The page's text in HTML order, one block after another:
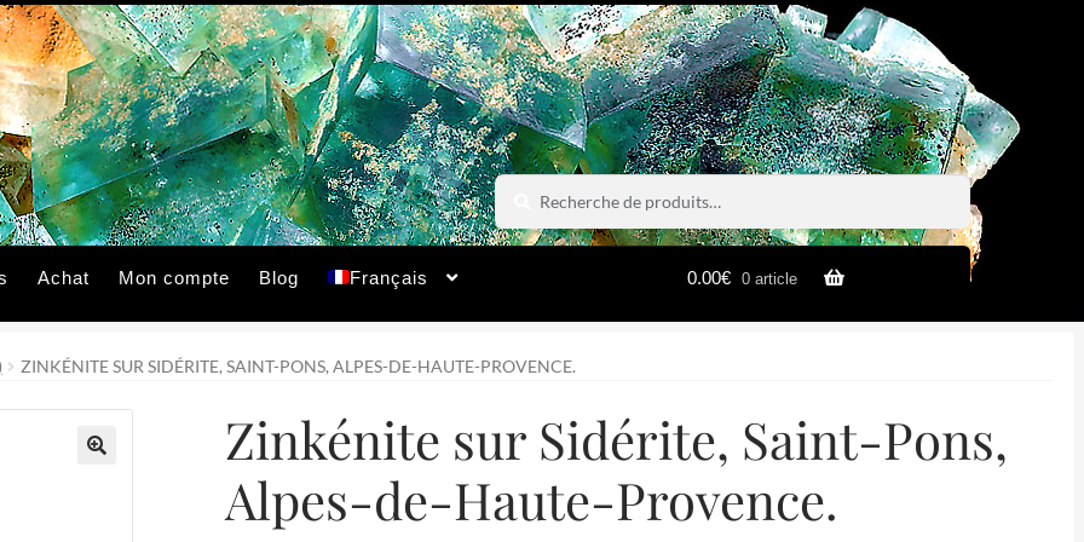
Recherche
pour :
Recherche
Achat Mon compte Blog Français 0.00€ 0 article
ZINKÉNITE SUR SIDÉRITE, SAINT-PONS, ALPES-DE-HAUTE-PROVENCE.
Zinkénite sur Sidérite, Saint-Pons,
Alpes-de-Haute-Provence.